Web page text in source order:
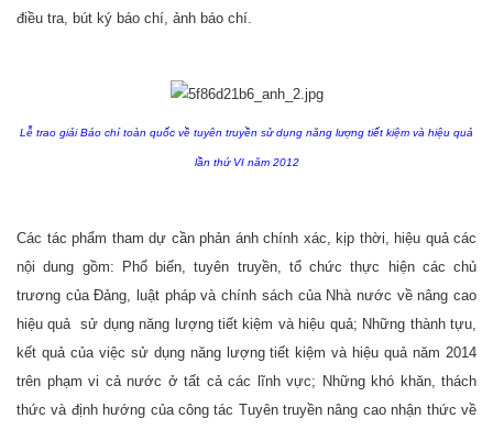
điều tra, bút ký báo chí, ảnh báo chí.
Lễ trao giải Báo chí toàn quốc về tuyên truyền sử dụng năng lượng tiết kiệm và hiệu quả
lần thứ VI năm 2012
Các tác phẩm tham dự cần phản ánh chính xác, kịp thời, hiệu quả các
nội dung gồm: Phổ biến, tuyên truyền, tổ chức thực hiện các chủ
trương của Đảng, luật pháp và chính sách của Nhà nước về nâng cao
hiệu quả sử dụng năng lượng tiết kiệm và hiệu quả; Những thành tựu,
kết quả của việc sử dụng năng lượng tiết kiệm và hiệu quả năm 2014
trên phạm vi cả nước ở tất cả các lĩnh vực; Những khó khăn, thách
thức và định hướng của công tác Tuyên truyền nâng cao nhận thức về